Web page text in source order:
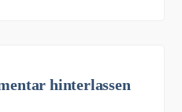
hinterlassen